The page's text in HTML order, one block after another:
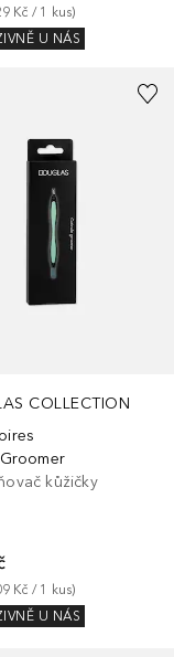
Kč / 1 kus)
U NÁS
COLLECTION
kůžičky
Kč / 1 kus)
U NÁS